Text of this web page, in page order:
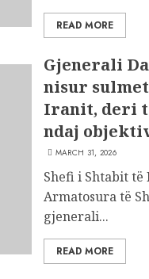
READ MORE
Gjenerali
nisur sulmet
Iranit, deri
ndaj
MARCH 31, 2026
Shefi i Shtabit të
Armatosura të
gjenerali...
READ MORE